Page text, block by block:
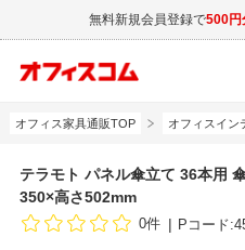
無料新規会員登録で500円
オフィス家具通販TOP オフィスイン
テラモト パネル傘立て 36本用
350×高さ502mm
0件 Pコード